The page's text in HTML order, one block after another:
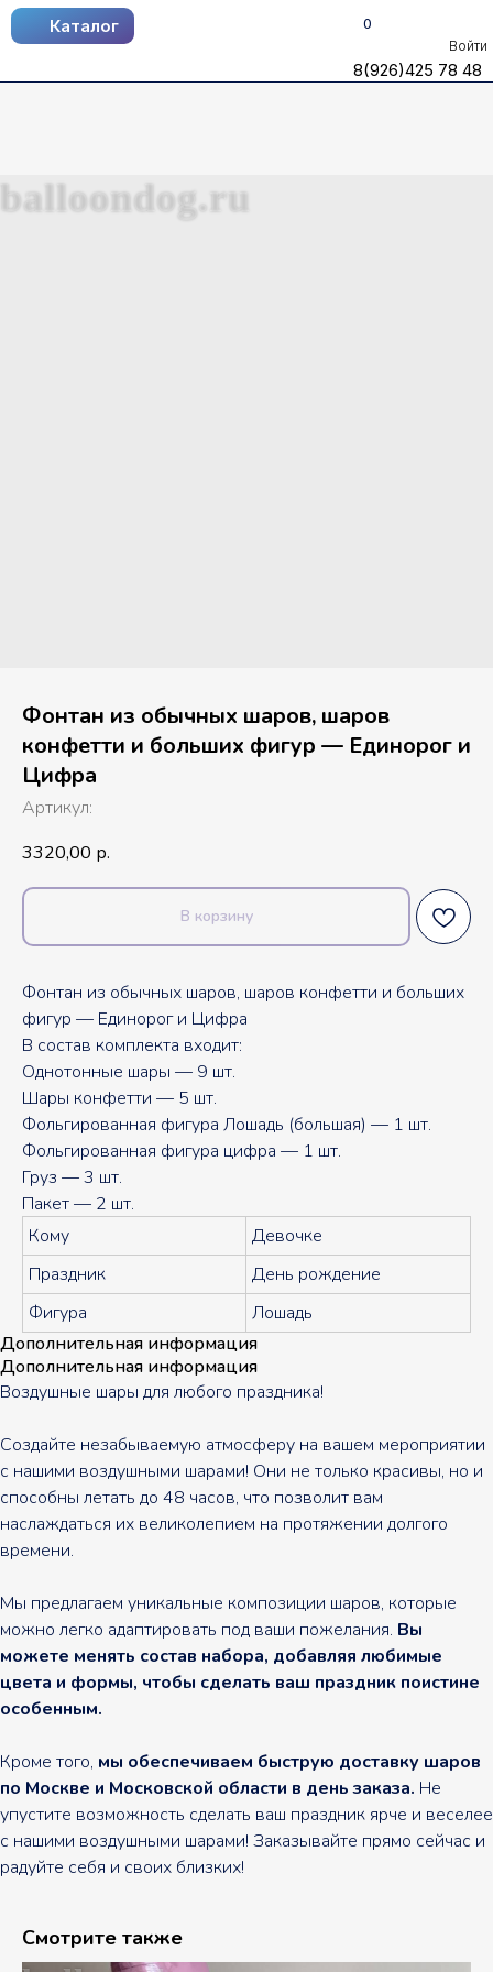
Каталог
Войти
0
8(926)425 78 48
Каталог
8(926)425 78 48
balloondog.ru
Фонтан из обычных шаров, шаров
конфетти и больших фигур — Единорог и
Цифра
Артикул:
3320,00 р.
В корзину
Фонтан из обычных шаров, шаров конфетти и больших
фигур — Единорог и Цифра
В состав комплекта входит:
Однотонные шары — 9 шт.
Шары конфетти — 5 шт.
Фольгированная фигура Лошадь (большая) — 1 шт.
Фольгированная фигура цифра — 1 шт.
Груз — 3 шт.
Пакет — 2 шт.
Кому
Девочке
Праздник
День рождение
Фигура
Лошадь
Дополнительная информация
Дополнительная информация
Воздушные шары для любого праздника!
Создайте незабываемую атмосферу на вашем мероприятии
с нашими воздушными шарами! Они не только красивы, но и
способны летать до 48 часов, что позволит вам
наслаждаться их великолепием на протяжении долгого
времени.
Мы предлагаем уникальные композиции шаров, которые
можно легко адаптировать под ваши пожелания. Вы
можете менять состав набора, добавляя любимые
цвета и формы, чтобы сделать ваш праздник поистине
особенным.
Кроме того, мы обеспечиваем быструю доставку шаров
по Москве и Московской области в день заказа. Не
упустите возможность сделать ваш праздник ярче и веселее
с нашими воздушными шарами! Заказывайте прямо сейчас и
радуйте себя и своих близких!
Смотрите также